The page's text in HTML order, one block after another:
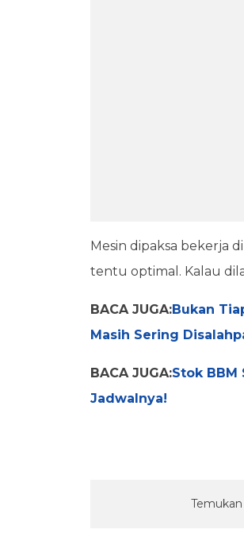
Mesin dipaksa bekerja
tentu optimal. Kalau
BACA JUGA:Bukan
Masih Sering
BACA JUGA:Stok
Jadwalnya!